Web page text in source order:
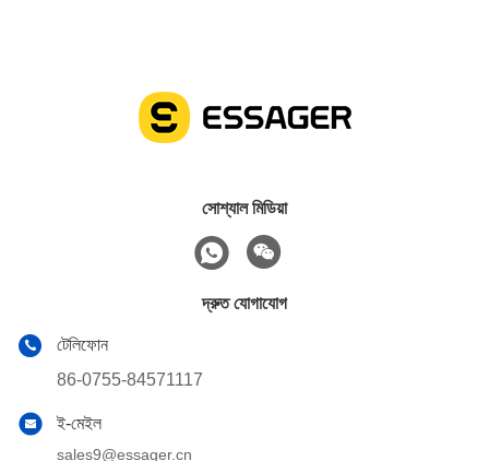
সোশ্যাল মিডিয়া
দ্রুত যোগাযোগ
টেলিফোন
86-0755-84571117
ই-মেইল
sales9@essager.cn